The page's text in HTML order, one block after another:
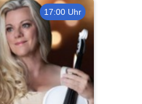
17:00 Uhr